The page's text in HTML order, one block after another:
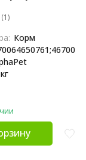
- 750 г
(1)
Корм